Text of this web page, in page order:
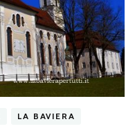
LA BAVIERA